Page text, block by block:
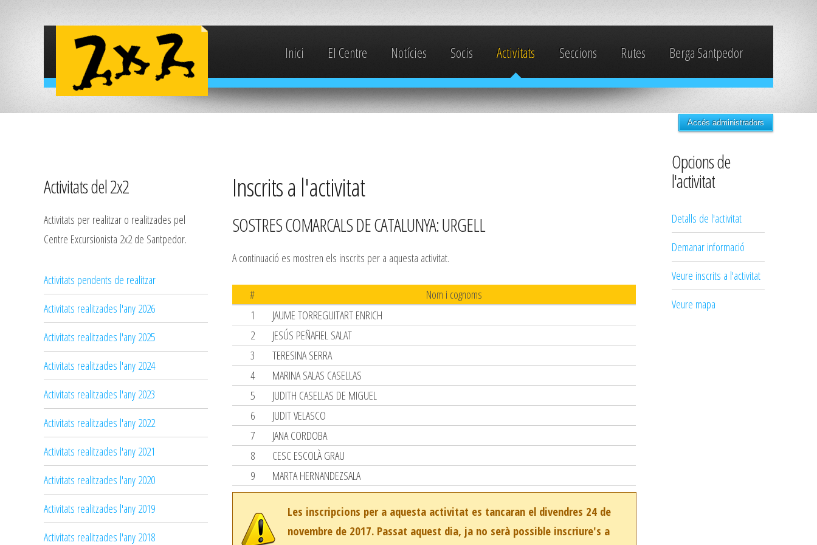
Inici El Centre Notícies Socis Activitats Seccions Rutes Berga Santpedor
Accés administradors
Activitats del 2x2
Activitats per realitzar o realitzades pel
Centre Excursionista 2x2 de Santpedor.
Activitats pendents de realitzar
Activitats realitzades l'any 2026
Activitats realitzades l'any 2025
Activitats realitzades l'any 2024
Activitats realitzades l'any 2023
Activitats realitzades l'any 2022
Activitats realitzades l'any 2021
Activitats realitzades l'any 2020
Activitats realitzades l'any 2019
Activitats realitzades l'any 2018
Inscrits a l'activitat
SOSTRES COMARCALS DE CATALUNYA: URGELL
A continuació es mostren els inscrits per a aquesta activitat.
#
Nom i cognoms
1
JAUME TORREGUITART ENRICH
2
JESÚS PEÑAFIEL SALAT
3
TERESINA SERRA
4
MARINA SALAS CASELLAS
5
JUDITH CASELLAS DE MIGUEL
6
JUDIT VELASCO
7
JANA CORDOBA
8
CESC ESCOLÀ GRAU
9
MARTA HERNANDEZSALA
Les inscripcions per a aquesta activitat es tancaran el divendres 24 de
novembre de 2017. Passat aquest dia, ja no serà possible inscriure's a
Opcions de
l'activitat
Detalls de l'activitat
Demanar informació
Veure inscrits a l'activitat
Veure mapa